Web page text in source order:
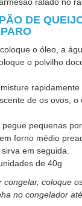
DE
o óleo, a
o polvilho
de os ovos,
pequenas
forno médio
em seguida.
de 40g
congelar, coloque
no congelador